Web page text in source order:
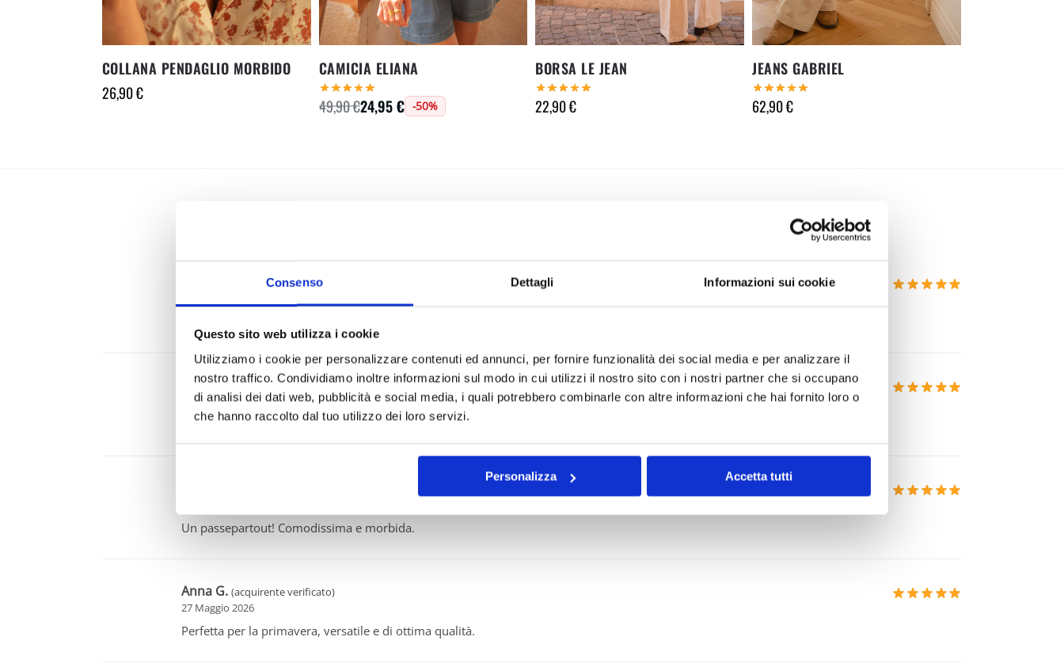
Consenso Dettagli Informazioni sui cookie
Questo sito web utilizza i cookie
Utilizziamo i cookie per personalizzare contenuti ed annunci, per fornire funzionalità dei social media e per analizzare il
nostro traffico. Condividiamo inoltre informazioni sul modo in cui utilizzi il nostro sito con i nostri partner che si occupano
di analisi dei dati web, pubblicità e social media, i quali potrebbero combinarle con altre informazioni che hai fornito loro o
che hanno raccolto dal tuo utilizzo dei loro servizi.
Personalizza Accetta tutti
COLLANA PENDAGLIO MORBIDO
26,90€
CAMICIA ELIANA
49,90€24,95€ -50%
BORSA LE JEAN
22,90€
JEANS GABRIEL
62,90€
Asia L.
2 Marzo 2026
Bellissima, bella al tocco, si abbina a tutto!
Un passepartout! Comodissima e morbida.
Anna G. (acquirente verificato)
27 Maggio 2026
Perfetta per la primavera, versatile e di ottima qualità.